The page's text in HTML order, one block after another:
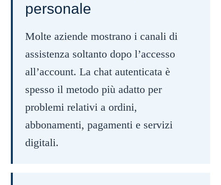
personale
Molte aziende mostrano i canali di
assistenza soltanto dopo l’accesso
all’account. La chat autenticata è
spesso il metodo più adatto per
problemi relativi a ordini,
abbonamenti, pagamenti e servizi
digitali.